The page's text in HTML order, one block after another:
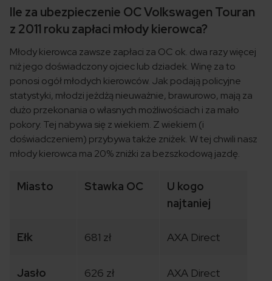
Ile za ubezpieczenie OC Volkswagen Touran
z 2011 roku zapłaci młody kierowca?
Młody kierowca zawsze zapłaci za OC ok. dwa razy więcej
niż jego doświadczony ojciec lub dziadek. Winę za to
ponosi ogół młodych kierowców. Jak podają policyjne
statystyki, młodzi jeżdżą nieuważnie, brawurowo, mają za
dużo przekonania o własnych możliwościach i za mało
pokory. Tej nabywa się z wiekiem. Z wiekiem (i
doświadczeniem) przybywa także zniżek. W tej chwili nasz
młody kierowca ma 20% zniżki za bezszkodową jazdę.
Miasto Stawka OC
U kogo
najtaniej
Ełk 681 zł AXA Direct
Jasło 626 zł AXA Direct